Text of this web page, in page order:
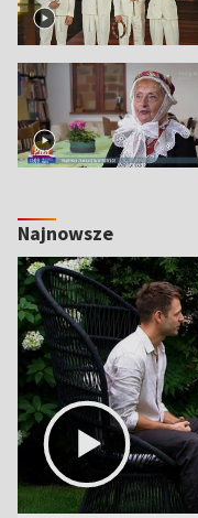
Najnowsze